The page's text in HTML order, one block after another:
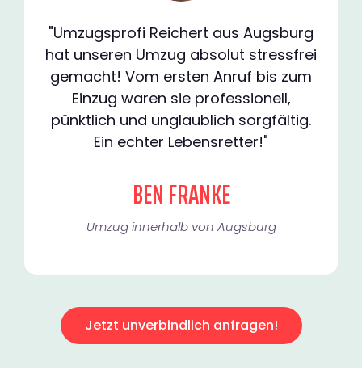
"Umzugsprofi Reichert aus Augsburg
hat unseren Umzug absolut stressfrei
gemacht! Vom ersten Anruf bis zum
Einzug waren sie professionell,
pünktlich und unglaublich sorgfältig.
Ein echter Lebensretter!"
BEN FRANKE
Umzug innerhalb von Augsburg​
Jetzt unverbindlich anfragen!